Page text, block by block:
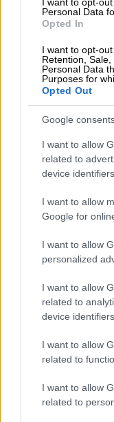
Personal Data
Opted In
I want to opt-
Retention,
Personal Data
Purposes for
Opted Out
Google
I want to allow
related to
device
I want to allow
Google for
I want to allow
personalized
I want to allow
related to
device
I want to allow
related to
I want to allow
related to
εξής: «Όταν
στη ζωφόρο
γνωστό ως η
κατασχέθηκε
1792. Η ένταξή
περιουσία
ορόσημου του
δεύτερο
ανάγλυφης
απεικονίζει
Αυτό
δημοπρασίας.
εμπίπτει στο
και να
που θεωρείται
αποκτήθηκαν
που ανήκε σε
Μουσείο του
κεφαλή
κεφαλή, η
από τη ζωφόρο